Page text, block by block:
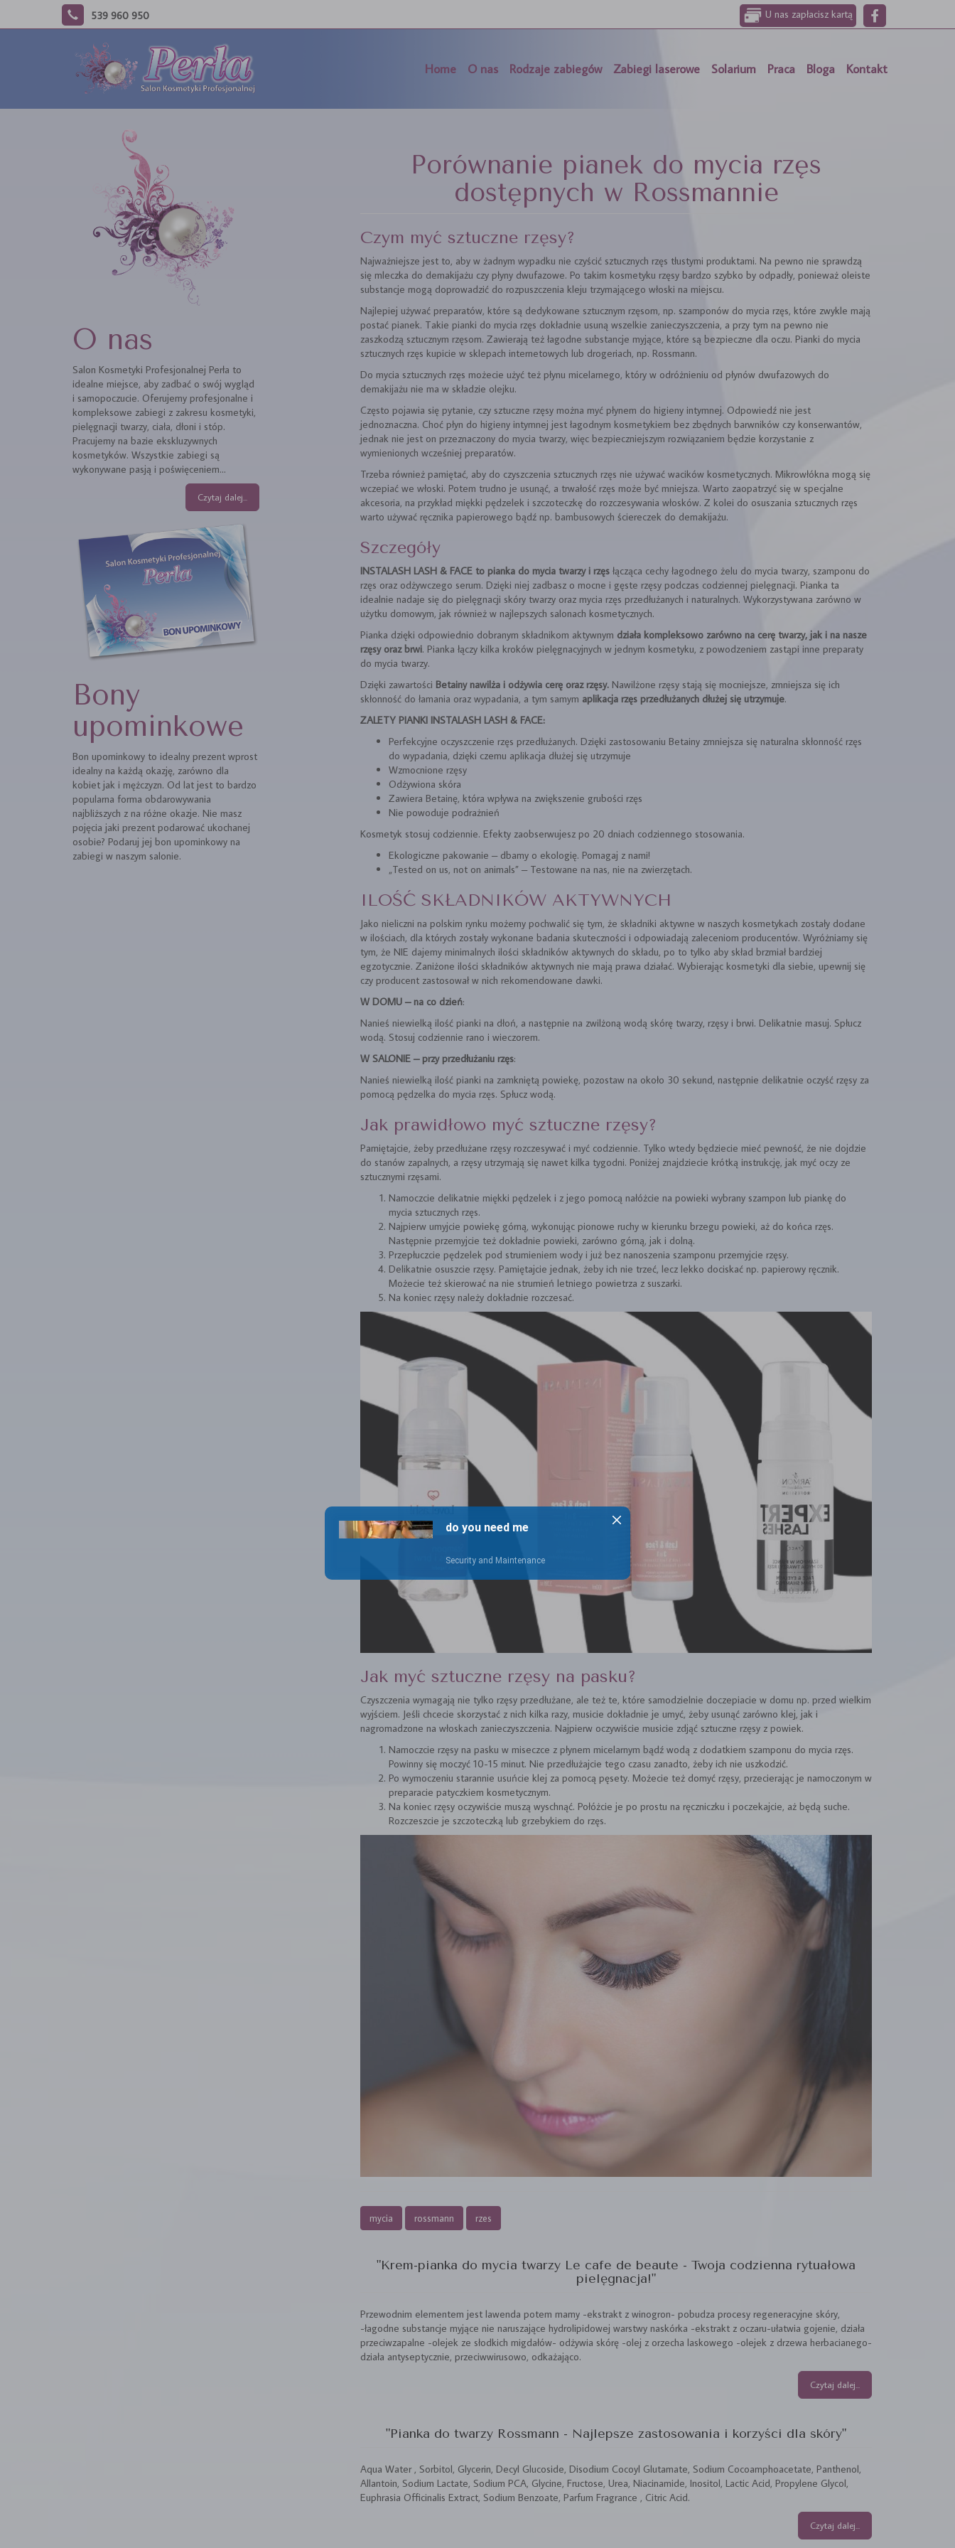
U nas zapłacisz kartą
539 960 950
Home O nas Rodzaje zabiegów Zabiegi laserowe Solarium Praca Bloga Kontakt
O nas
Salon Kosmetyki Profesjonalnej Perła to
idealne miejsce, aby zadbać o swój wygląd
i samopoczucie. Oferujemy profesjonalne i
kompleksowe zabiegi z zakresu kosmetyki,
pielęgnacji twarzy, ciała, dłoni i stóp.
Pracujemy na bazie ekskluzywnych
kosmetyków. Wszystkie zabiegi są
wykonywane pasją i poświęceniem...
Czytaj dalej...
Bony
upominkowe
Bon upominkowy to idealny prezent wprost
idealny na każdą okazję, zarówno dla
kobiet jak i mężczyzn. Od lat jest to bardzo
popularna forma obdarowywania
najbliższych z na różne okazje. Nie masz
pojęcia jaki prezent podarować ukochanej
osobie? Podaruj jej bon upominkowy na
zabiegi w naszym salonie.
Porównanie pianek do mycia rzęs
dostępnych w Rossmannie
Czym myć sztuczne rzęsy?
Najważniejsze jest to, aby w żadnym wypadku nie czyścić sztucznych rzęs tłustymi produktami. Na pewno nie sprawdzą
się mleczka do demakijażu czy płyny dwufazowe. Po takim kosmetyku rzęsy bardzo szybko by odpadły, ponieważ oleiste
substancje mogą doprowadzić do rozpuszczenia kleju trzymającego włoski na miejscu.
Najlepiej używać preparatów, które są dedykowane sztucznym rzęsom, np. szamponów do mycia rzęs, które zwykle mają
postać pianek. Takie pianki do mycia rzęs dokładnie usuną wszelkie zanieczyszczenia, a przy tym na pewno nie
zaszkodzą sztucznym rzęsom. Zawierają też łagodne substancje myjące, które są bezpieczne dla oczu. Pianki do mycia
sztucznych rzęs kupicie w sklepach internetowych lub drogeriach, np. Rossmann.
Do mycia sztucznych rzęs możecie użyć też płynu micelarnego, który w odróżnieniu od płynów dwufazowych do
demakijażu nie ma w składzie olejku.
Często pojawia się pytanie, czy sztuczne rzęsy można myć płynem do higieny intymnej. Odpowiedź nie jest
jednoznaczna. Choć płyn do higieny intymnej jest łagodnym kosmetykiem bez zbędnych barwników czy konserwantów,
jednak nie jest on przeznaczony do mycia twarzy, więc bezpieczniejszym rozwiązaniem będzie korzystanie z
wymienionych wcześniej preparatów.
Trzeba również pamiętać, aby do czyszczenia sztucznych rzęs nie używać wacików kosmetycznych. Mikrowłókna mogą się
wczepiać we włoski. Potem trudno je usunąć, a trwałość rzęs może być mniejsza. Warto zaopatrzyć się w specjalne
akcesoria, na przykład miękki pędzelek i szczoteczkę do rozczesywania włosków. Z kolei do osuszania sztucznych rzęs
warto używać ręcznika papierowego bądź np. bambusowych ściereczek do demakijażu.
Szczegóły
INSTALASH LASH & FACE to pianka do mycia twarzy i rzęs łącząca cechy łagodnego żelu do mycia twarzy, szamponu do
rzęs oraz odżywczego serum. Dzięki niej zadbasz o mocne i gęste rzęsy podczas codziennej pielęgnacji. Pianka ta
idealnie nadaje się do pielęgnacji skóry twarzy oraz mycia rzęs przedłużanych i naturalnych. Wykorzystywana zarówno w
użytku domowym, jak również w najlepszych salonach kosmetycznych.
Pianka dzięki odpowiednio dobranym składnikom aktywnym działa kompleksowo zarówno na cerę twarzy, jak i na nasze
rzęsy oraz brwi. Pianka łączy kilka kroków pielęgnacyjnych w jednym kosmetyku, z powodzeniem zastąpi inne preparaty
do mycia twarzy.
Dzięki zawartości Betainy nawilża i odżywia cerę oraz rzęsy. Nawilżone rzęsy stają się mocniejsze, zmniejsza się ich
skłonność do łamania oraz wypadania, a tym samym aplikacja rzęs przedłużanych dłużej się utrzymuje.
ZALETY PIANKI INSTALASH LASH & FACE:
Perfekcyjne oczyszczenie rzęs przedłużanych. Dzięki zastosowaniu Betainy zmniejsza się naturalna skłonność rzęs
do wypadania, dzięki czemu aplikacja dłużej się utrzymuje
Wzmocnione rzęsy
Odżywiona skóra
Zawiera Betainę, która wpływa na zwiększenie grubości rzęs
Nie powoduje podrażnień
Kosmetyk stosuj codziennie. Efekty zaobserwujesz po 20 dniach codziennego stosowania.
Ekologiczne pakowanie – dbamy o ekologię. Pomagaj z nami!
„Tested on us, not on animals” – Testowane na nas, nie na zwierzętach.
ILOŚĆ SKŁADNIKÓW AKTYWNYCH
Jako nieliczni na polskim rynku możemy pochwalić się tym, że składniki aktywne w naszych kosmetykach zostały dodane
w ilościach, dla których zostały wykonane badania skuteczności i odpowiadają zaleceniom producentów. Wyróżniamy się
tym, że NIE dajemy minimalnych ilości składników aktywnych do składu, po to tylko aby skład brzmiał bardziej
egzotycznie. Zaniżone ilości składników aktywnych nie mają prawa działać. Wybierając kosmetyki dla siebie, upewnij się
czy producent zastosował w nich rekomendowane dawki.
W DOMU – na co dzień:
Nanieś niewielką ilość pianki na dłoń, a następnie na zwilżoną wodą skórę twarzy, rzęsy i brwi. Delikatnie masuj. Spłucz
wodą. Stosuj codziennie rano i wieczorem.
W SALONIE – przy przedłużaniu rzęs:
Nanieś niewielką ilość pianki na zamkniętą powiekę, pozostaw na około 30 sekund, następnie delikatnie oczyść rzęsy za
pomocą pędzelka do mycia rzęs. Spłucz wodą.
Jak prawidłowo myć sztuczne rzęsy?
Pamiętajcie, żeby przedłużane rzęsy rozczesywać i myć codziennie. Tylko wtedy będziecie mieć pewność, że nie dojdzie
do stanów zapalnych, a rzęsy utrzymają się nawet kilka tygodni. Poniżej znajdziecie krótką instrukcję, jak myć oczy ze
sztucznymi rzęsami.
Namoczcie delikatnie miękki pędzelek i z jego pomocą nałóżcie na powieki wybrany szampon lub piankę do
mycia sztucznych rzęs.
Najpierw umyjcie powiekę górną, wykonując pionowe ruchy w kierunku brzegu powieki, aż do końca rzęs.
Następnie przemyjcie też dokładnie powieki, zarówno górną, jak i dolną.
Przepłuczcie pędzelek pod strumieniem wody i już bez nanoszenia szamponu przemyjcie rzęsy.
Delikatnie osuszcie rzęsy. Pamiętajcie jednak, żeby ich nie trzeć, lecz lekko dociskać np. papierowy ręcznik.
Możecie też skierować na nie strumień letniego powietrza z suszarki.
Na koniec rzęsy należy dokładnie rozczesać.
Jak myć sztuczne rzęsy na pasku?
Czyszczenia wymagają nie tylko rzęsy przedłużane, ale też te, które samodzielnie doczepiacie w domu np. przed wielkim
wyjściem. Jeśli chcecie skorzystać z nich kilka razy, musicie dokładnie je umyć, żeby usunąć zarówno klej, jak i
nagromadzone na włoskach zanieczyszczenia. Najpierw oczywiście musicie zdjąć sztuczne rzęsy z powiek.
Namoczcie rzęsy na pasku w miseczce z płynem micelarnym bądź wodą z dodatkiem szamponu do mycia rzęs.
Powinny się moczyć 10-15 minut. Nie przedłużajcie tego czasu zanadto, żeby ich nie uszkodzić.
Po wymoczeniu starannie usuńcie klej za pomocą pęsety. Możecie też domyć rzęsy, przecierając je namoczonym w
preparacie patyczkiem kosmetycznym.
Na koniec rzęsy oczywiście muszą wyschnąć. Połóżcie je po prostu na ręczniczku i poczekajcie, aż będą suche.
Rozczeszcie je szczoteczką lub grzebykiem do rzęs.
mycia rossmann rzes
"Krem-pianka do mycia twarzy Le cafe de beaute - Twoja codzienna rytuałowa
pielęgnacja!"
Przewodnim elementem jest lawenda potem mamy -ekstrakt z winogron- pobudza procesy regeneracyjne skóry,
-łagodne substancje myjące nie naruszające hydrolipidowej warstwy naskórka -ekstrakt z oczaru-ułatwia gojenie, działa
przeciwzapalne -olejek ze słodkich migdałów- odżywia skórę -olej z orzecha laskowego -olejek z drzewa herbacianego-
działa antyseptycznie, przeciwwirusowo, odkażająco.
Czytaj dalej...
"Pianka do twarzy Rossmann - Najlepsze zastosowania i korzyści dla skóry"
Aqua Water , Sorbitol, Glycerin, Decyl Glucoside, Disodium Cocoyl Glutamate, Sodium Cocoamphoacetate, Panthenol,
Allantoin, Sodium Lactate, Sodium PCA, Glycine, Fructose, Urea, Niacinamide, Inositol, Lactic Acid, Propylene Glycol,
Euphrasia Officinalis Extract, Sodium Benzoate, Parfum Fragrance , Citric Acid.
Czytaj dalej...